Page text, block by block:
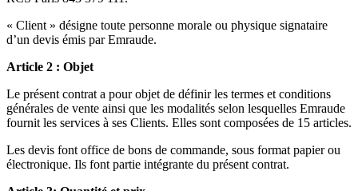
« Client » désigne toute personne morale ou physique signataire
d’un devis émis par Emraude.
Article 2 : Objet
Le présent contrat a pour objet de définir les termes et conditions
générales de vente ainsi que les modalités selon lesquelles Emraude
fournit les services à ses Clients. Elles sont composées de 15 articles.
Les devis font office de bons de commande, sous format papier ou
électronique. Ils font partie intégrante du présent contrat.